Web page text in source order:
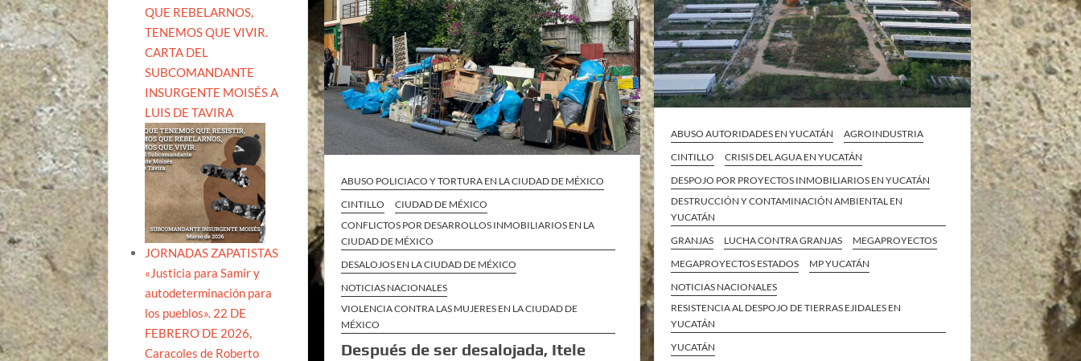
ABUSO POLICIACO Y TORTURA EN LA CIUDAD DE MÉXICO
CINTILLO
CIUDAD DE MÉXICO
CONFLICTOS POR DESARROLLOS INMOBILIARIOS EN LA
CIUDAD DE MÉXICO
DESALOJOS EN LA CIUDAD DE MÉXICO
NOTICIAS NACIONALES
VIOLENCIA CONTRA LAS MUJERES EN LA CIUDAD DE
MÉXICO
Después de ser desalojada, Itele
ABUSO AUTORIDADES EN YUCATÁN
AGROINDUSTRIA
CINTILLO
CRISIS DEL AGUA EN YUCATÁN
DESPOJO POR PROYECTOS INMOBILIARIOS EN YUCATÁN
DESTRUCCIÓN Y CONTAMINACIÓN AMBIENTAL EN
YUCATÁN
GRANJAS
LUCHA CONTRA GRANJAS
MEGAPROYECTOS
MEGAPROYECTOS ESTADOS
MP YUCATÁN
NOTICIAS NACIONALES
RESISTENCIA AL DESPOJO DE TIERRAS EJIDALES EN
YUCATÁN
YUCATÁN
QUE REBELARNOS,
TENEMOS QUE VIVIR.
CARTA DEL
SUBCOMANDANTE
INSURGENTE MOISÉS A
LUIS DE TAVIRA
JORNADAS ZAPATISTAS
«Justicia para Samir y
autodeterminación para
los pueblos». 22 DE
FEBRERO DE 2026,
Caracoles de Roberto